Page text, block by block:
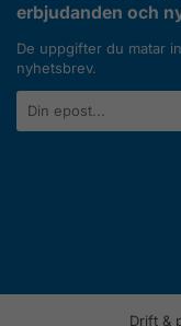
erbjudanden och
De uppgifter du matar
nyhetsbrev.
postadress
Drift &